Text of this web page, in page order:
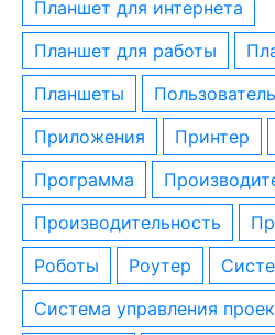
планшет для интернета
планшет для работы
планшеты
пользователь
приложения
принтер
программа
производительность
роботы
роутер
система управления